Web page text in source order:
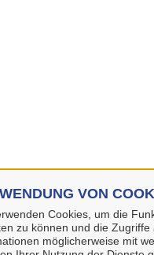
VON
Cookies, um die
zu können und die
möglicherweise mit